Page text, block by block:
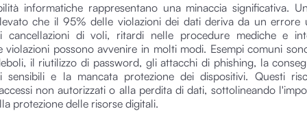
informatiche rappresentano una minaccia significativa.
che il 95% delle violazioni dei dati deriva da un errore
cancellazioni di voli, ritardi nelle procedure mediche e
violazioni possono avvenire in molti modi. Esempi comuni
il riutilizzo di password, gli attacchi di phishing, la
sensibili e la mancata protezione dei dispositivi. Questi
non autorizzati o alla perdita di dati, sottolineando
protezione delle risorse digitali.